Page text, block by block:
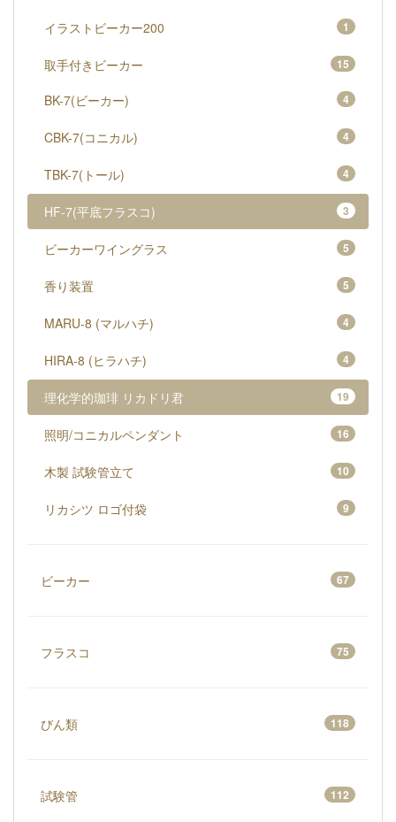
イラストビーカー200 1
取手付きビーカー 15
BK-7(ビーカー) 4
CBK-7(コニカル) 4
TBK-7(トール) 4
HF-7(平底フラスコ) 3
ビーカーワイングラス 5
香り装置 5
MARU-8 (マルハチ) 4
HIRA-8 (ヒラハチ) 4
理化学的珈琲 リカドリ君 19
照明/コニカルペンダント 16
木製 試験管立て 10
リカシツ ロゴ付袋 9
ビーカー 67
フラスコ 75
びん類 118
試験管 112